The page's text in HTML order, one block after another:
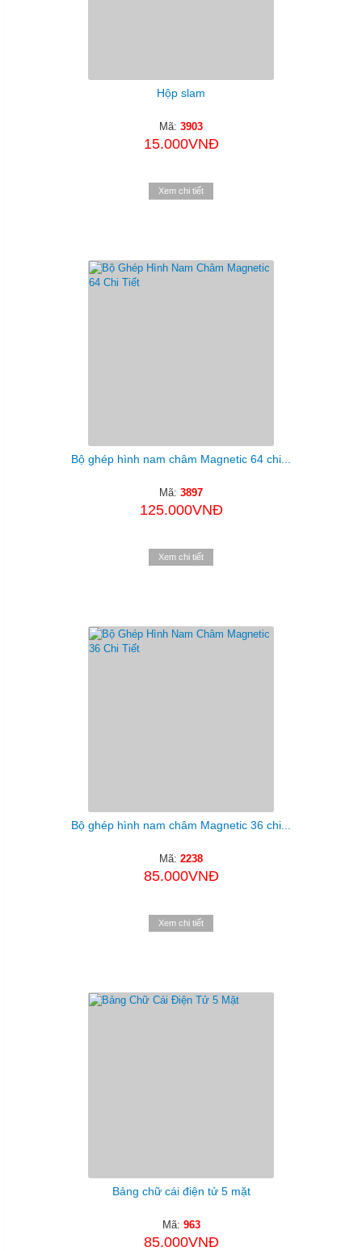
Hộp slam
Mã: 3903
15.000VNĐ
Xem chi tiết
Bộ ghép hình nam châm Magnetic 64 chi...
Mã: 3897
125.000VNĐ
Xem chi tiết
Bộ ghép hình nam châm Magnetic 36 chi...
Mã: 2238
85.000VNĐ
Xem chi tiết
Bảng chữ cái điện tử 5 mặt
Mã: 963
85.000VNĐ